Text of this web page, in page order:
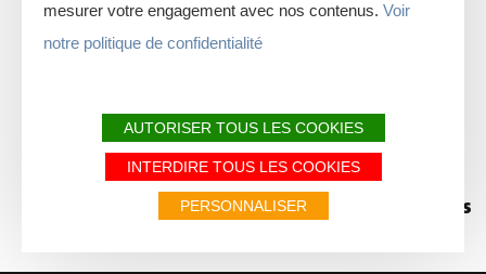
FAQ Météo & saisons
mesurer votre engagement avec nos contenus. Voir
notre politique de confidentialité
AUTORISER TOUS LES COOKIES
INTERDIRE TOUS LES COOKIES
PERSONNALISER